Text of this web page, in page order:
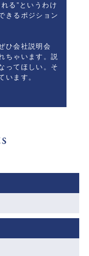
る”というわけ
きるポジション
ひ会社説明会
ちゃいます。説
ってほしい。そ
います。